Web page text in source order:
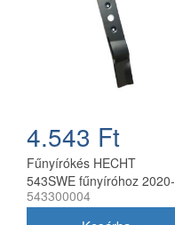
4.543 Ft
Fűnyírókés HECHT
543SWE fűnyíróhoz 2020-
21
543300004